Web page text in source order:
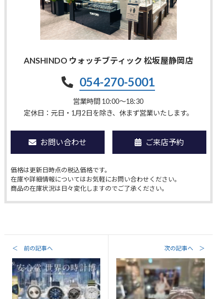
ANSHINDO ウォッチブティック 松坂屋静岡店
054-270-5001
営業時間 10:00〜18:30
定休日：元日・1月2日を除き、休まず営業いたします。
お問い合わせ ご来店予約
価格は更新日時点の税込価格です。
在庫や詳細情報についてはお気軽にお問い合わせください。
商品の在庫状況は日々変化しますのでご了承ください。
＜ 前の記事へ 次の記事へ ＞